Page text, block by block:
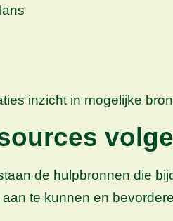
inzicht in mogelijke
de hulpbronnen die
te kunnen en